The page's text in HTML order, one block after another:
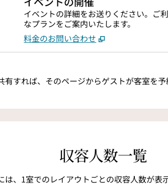
イベントの詳細をお送りください。ご
なプランをご案内いたします。
料金のお問い合わせ
すれば、そのページからゲストが客室を予
収容人数一覧
は、1室でのレイアウトごとの収容人数が表